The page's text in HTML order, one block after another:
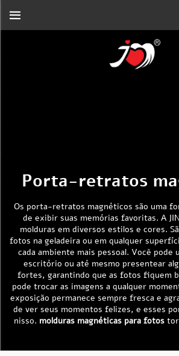
Porta-retratos
Os porta-retratos magnéticos são uma
de exibir suas memórias favoritas. A
molduras em diversos estilos e cores.
fotos na geladeira ou em qualquer
cada ambiente mais pessoal. Você pode
escritório ou até mesmo presentear
fortes, garantindo que as fotos fiquem
pode trocar as imagens a qualquer
exposição permanece sempre fresca e
de ver seus momentos felizes, e esses
nisso. molduras magnéticas para fotos